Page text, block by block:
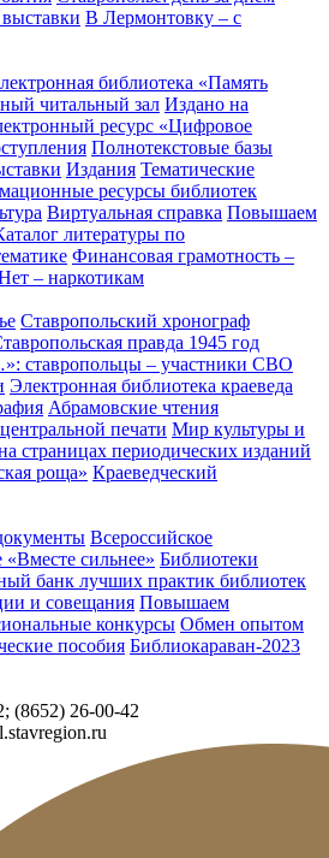
В Лермонтовку – с
библиотека «Память
читальный зал Издано на
ресурс «Цифровое
Полнотекстовые базы
Издания Тематические
ресурсы библиотек
Виртуальная справка Повышаем
литературы по
Финансовая грамотность –
– наркотикам
Ставропольский хронограф
правда 1945 год
ставропольцы – участники СВО
Электронная библиотека краеведа
Абрамовские чтения
печати Мир культуры и
страницах периодических изданий
роща» Краеведческий
Всероссийское
сильнее» Библиотеки
банк лучших практик библиотек
и совещания Повышаем
конкурсы Обмен опытом
пособия Библиокараван-2023
(8652) 26-00-42